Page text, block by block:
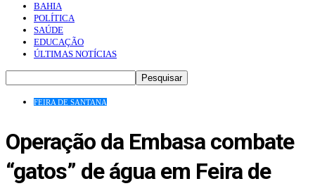
BAHIA
POLÍTICA
SAÚDE
EDUCAÇÃO
ÚLTIMAS NOTÍCIAS
FEIRA DE SANTANA
Operação da Embasa combate
“gatos” de água em Feira de